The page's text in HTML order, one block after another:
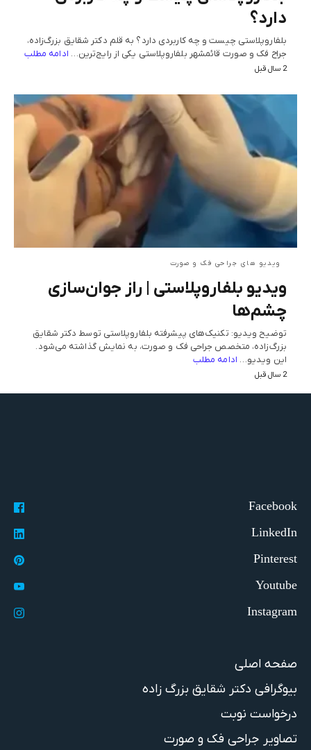
دارد؟
بلفاروپلاستی چیست و چه کاربردی دارد؟ به قلم دکتر شقایق بزرگ‌زاده،
جراح فک و صورت قائمشهر بلفاروپلاستی یکی از رایج‌ترین… ادامه مطلب
2 سال قبل
ویدیو های جراحی فک و صورت
ویدیو بلفاروپلاستی | راز جوان‌سازی
چشم‌ها
توضیح ویدیو: تکنیک‌های پیشرفته بلفاروپلاستی توسط دکتر شقایق
بزرگ‌زاده، متخصص جراحی فک و صورت، به نمایش گذاشته می‌شود.
این ویدیو… ادامه مطلب
2 سال قبل
صفحه اصلی
بیوگرافی دکتر شقایق بزرگ زاده
درخواست نوبت
تصاویر جراحی فک و صورت